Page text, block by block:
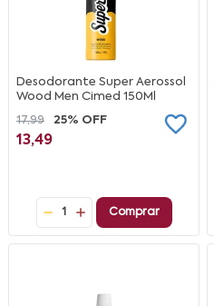
Desodorante Super Aerossol
Wood Men Cimed 150Ml
17,99
25% OFF
13,49
1 Comprar